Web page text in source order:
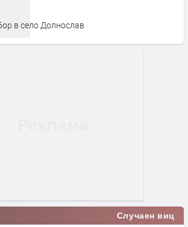
в село Долнослав
Случаен виц